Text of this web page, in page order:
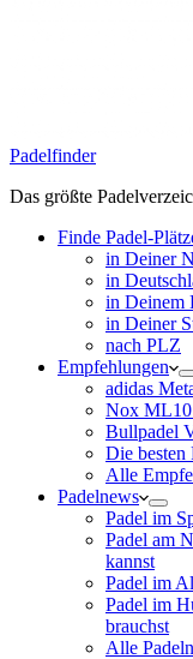
Padelfinder
Das größte
Finde Padel-
in Deiner
in
in Deinem
in Deiner
nach PLZ
Empfehlungen
adidas
Nox
Bullpadel
Die besten
Alle
Padelnews
Padel im
Padel am
kannst
Padel im
Padel im
brauchst
Alle